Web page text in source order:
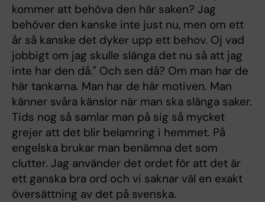
kommer att behöva den här saken? Jag
behöver den kanske inte just nu, men om ett
år så kanske det dyker upp ett behov. Oj vad
jobbigt om jag skulle slänga det nu så att jag
inte har den då." Och sen då? Om man har de
här tankarna. Man har de här motiven. Man
känner svåra känslor när man ska slänga saker.
Tids nog så samlar man på sig så mycket
grejer att det blir belamring i hemmet. På
engelska brukar man benämna det som
clutter. Jag använder det ordet för att det är
ett ganska bra ord och vi saknar väl en exakt
översättning av det på svenska.